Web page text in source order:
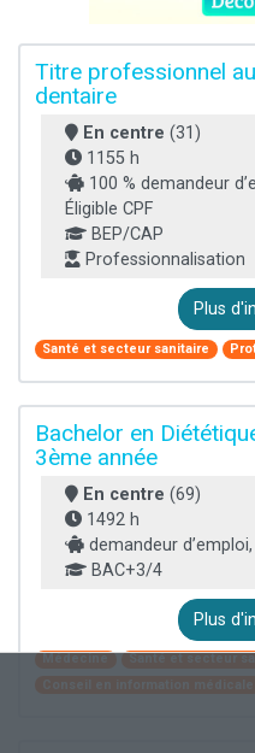
Titre professionnel
dentaire
En centre (31)
1155 h
100 % demandeur
Éligible CPF
BEP/CAP
Professionnalisation
Plus
Santé et secteur sanitaire
Bachelor en
3ème année
En centre (69)
1492 h
demandeur
BAC+3/4
Plus